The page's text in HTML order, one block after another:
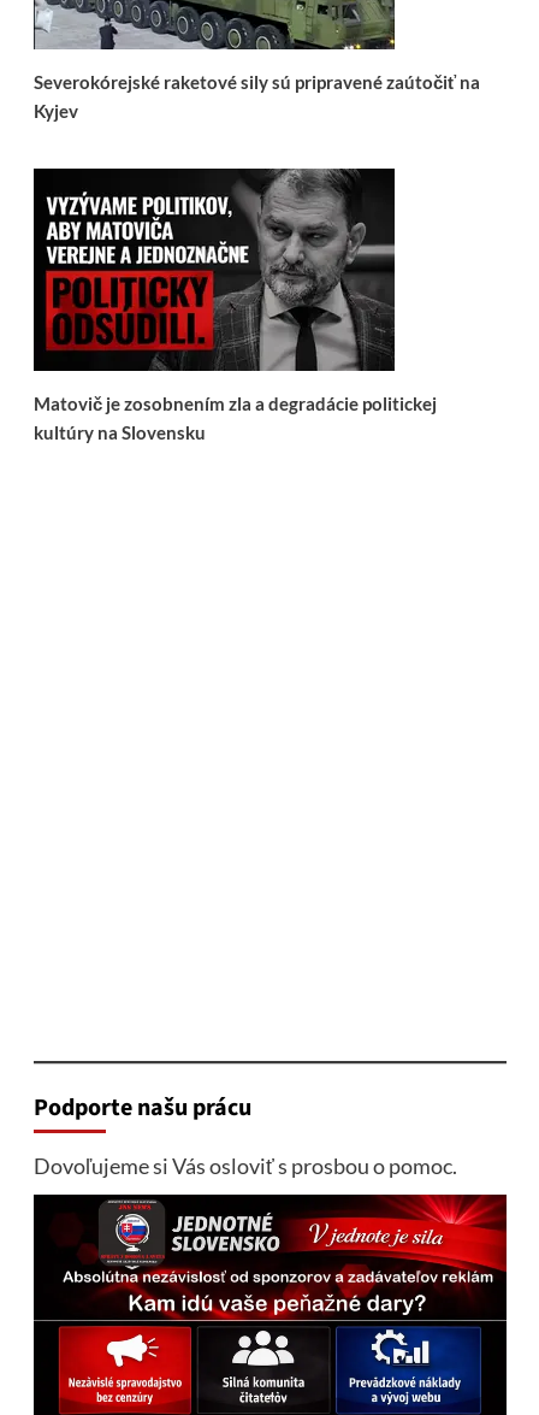
Severokórejské raketové sily sú pripravené zaútočiť na
Kyjev
Matovič je zosobnením zla a degradácie politickej
kultúry na Slovensku
Podporte našu prácu
Dovoľujeme si Vás osloviť s prosbou o pomoc.